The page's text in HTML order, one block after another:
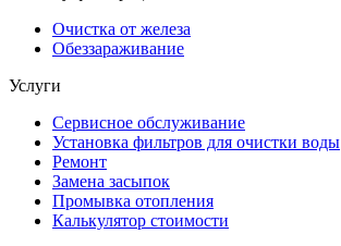
Очистка от железа
Обеззараживание
Услуги
Сервисное обслуживание
Установка фильтров для очистки воды
Ремонт
Замена засыпок
Промывка отопления
Калькулятор стоимости